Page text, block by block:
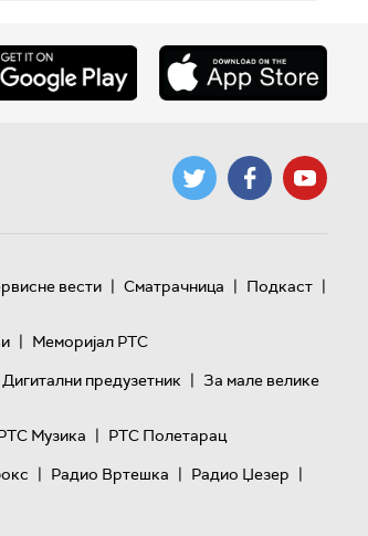
вести | Сматрачница | Подкаст |
| Меморијал РТС
Дигитални предузетник | За мале велике
Музика | РТС Полетарац
| Радио Вртешка | Радио Џезер |